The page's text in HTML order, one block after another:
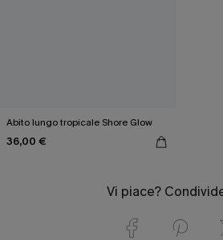
Abito lungo tropicale Shore Glow
36,00 €
Vi piace?